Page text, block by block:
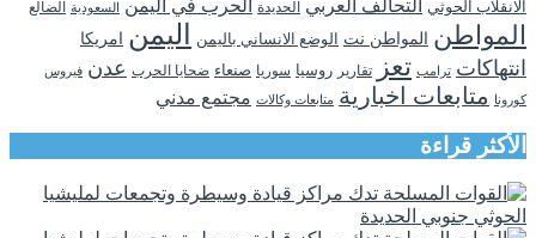
الانقلاب الحوثي التحالف العربي الحديدة الحرب في اليمن السعودية الضالع
المواطن المواطن نت الوضع الانساني باليمن اليمن امريكا
انتهاكات ترامب تعز تقارير روسيا سوريا صنعاء ضحايا الحرب عدن فيروس
كورونا متابعات اخبارية متابعات وكالات مجتمع مدني
الأكثر قراءة